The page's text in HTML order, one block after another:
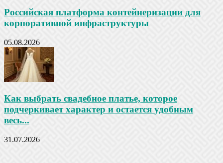
Российская платформа контейнеризации для
корпоративной инфраструктуры
05.08.2026
Как выбрать свадебное платье, которое
подчеркивает характер и остается удобным
весь...
31.07.2026